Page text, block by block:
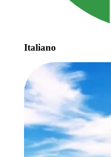
Italiano